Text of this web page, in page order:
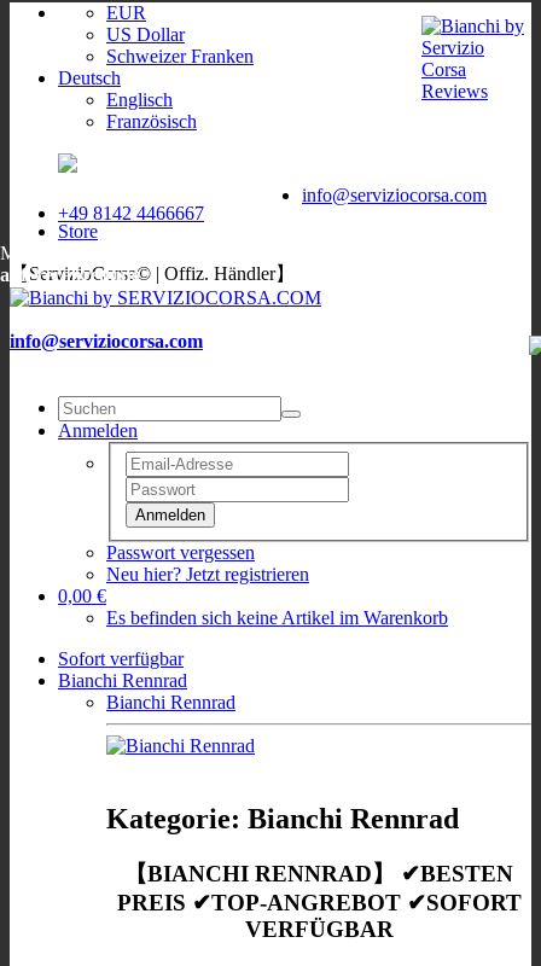
EUR
US Dollar
Schweizer Franken
Deutsch
Englisch
Französisch
info@serviziocorsa.com
+49 8142 4466667
Store
Mo, Di, Do, Fr:
auf Verabredung
【ServizioCorsa© | Offiz. Händler】
info@serviziocorsa.com
Anmelden
Anmelden
Passwort vergessen
Neu hier? Jetzt registrieren
0,00 €
Es befinden sich keine Artikel im Warenkorb
Sofort verfügbar
Bianchi Rennrad
Bianchi Rennrad
Kategorie: Bianchi Rennrad
【BIANCHI RENNRAD】 ✔BESTEN
PREIS ✔TOP-ANGREBOT ✔SOFORT
VERFÜGBAR